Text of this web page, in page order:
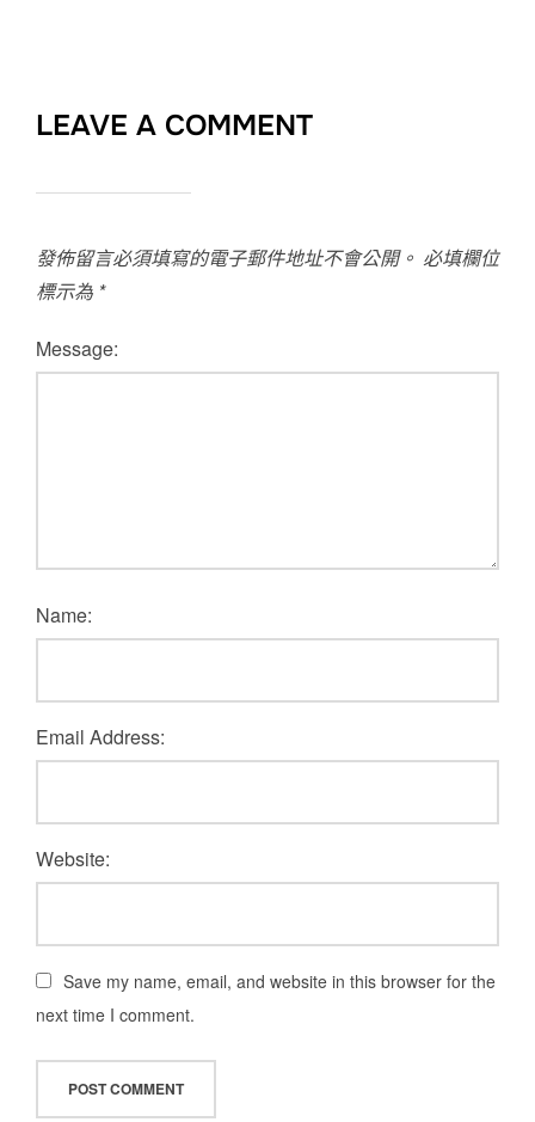
LEAVE A COMMENT
發佈留言必須填寫的電子郵件地址不會公開。 必填欄位
標示為 *
Message:
Name:
Email Address:
Website:
Save my name, email, and website in this browser for the
next time I comment.